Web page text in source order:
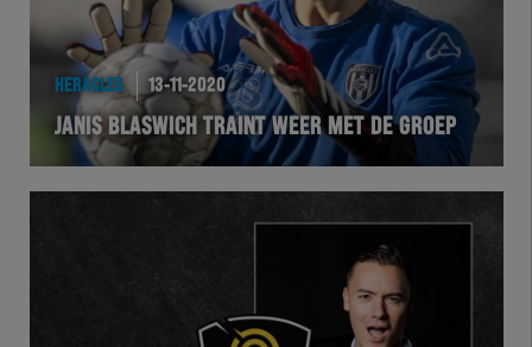
HERACLES 13-11-2020
JANIS BLASWICH TRAINT WEER MET DE GROEP